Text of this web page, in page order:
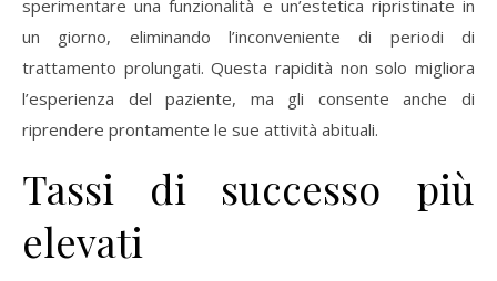
sperimentare una funzionalità e un’estetica ripristinate in
un giorno, eliminando l’inconveniente di periodi di
trattamento prolungati. Questa rapidità non solo migliora
l’esperienza del paziente, ma gli consente anche di
riprendere prontamente le sue attività abituali.
Tassi di successo più
elevati